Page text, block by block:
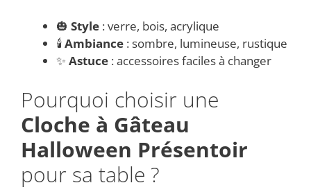
🎃 Style : verre, bois, acrylique
🕯️Ambiance : sombre, lumineuse, rustique
✨ Astuce : accessoires faciles à changer
Pourquoi choisir une
Cloche à Gâteau
Halloween Présentoir
pour sa table ?